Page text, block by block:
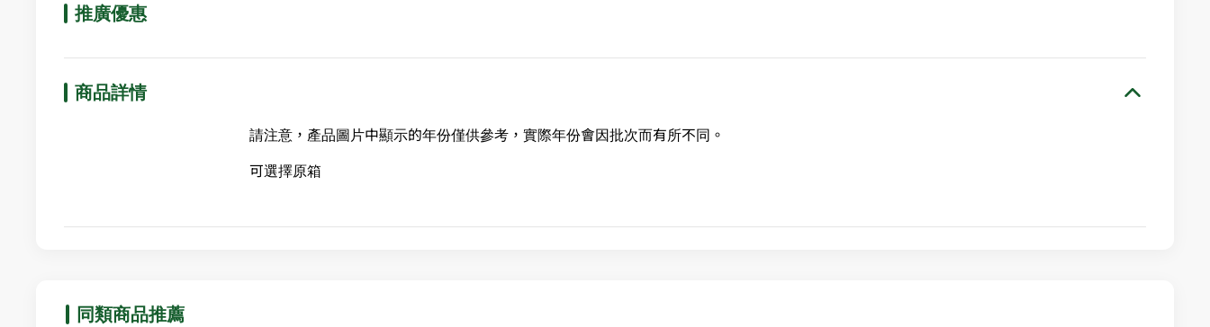
推廣優惠
商品詳情
請注意，產品圖片中顯示的年份僅供參考，實際年份會因批次而有所不同。
可選擇原箱
同類商品推薦